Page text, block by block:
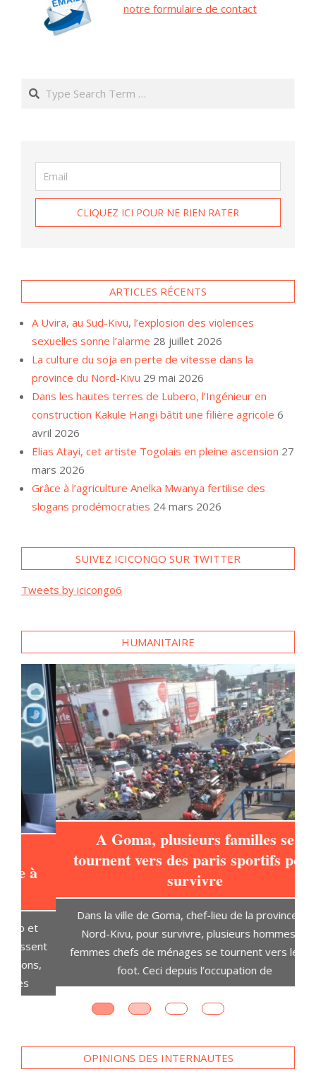
notre formulaire de contact
Search
ARTICLES RÉCENTS
A Uvira, au Sud-Kivu, l’explosion des violences
sexuelles sonne l’alarme 28 juillet 2026
La culture du soja en perte de vitesse dans la
province du Nord-Kivu 29 mai 2026
Dans les hautes terres de Lubero, l’Ingénieur en
construction Kakule Hangi bâtit une filière agricole 6
avril 2026
Elias Atayi, cet artiste Togolais en pleine ascension 27
mars 2026
Grâce à l’agriculture Anelka Mwanya fertilise des
slogans prodémocraties 24 mars 2026
SUIVEZ ICICONGO SUR TWITTER
Tweets by icicongo6
HUMANITAIRE
A Goma, plusieurs familles se
tournent vers des paris sportifs pour
survivre
Dans la ville de Goma, chef-lieu de la province du
Nord-Kivu, pour survivre, plusieurs hommes et
femmes chefs de ménages se tournent vers le pari
foot. Ceci depuis l’occupation de
OPINIONS DES INTERNAUTES